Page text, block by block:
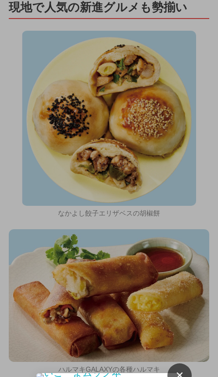
現地で人気の新進グルメも勢揃い
なかよし餃子エリザベスの胡椒餅
ハルマキGALAXYの各種ハルマキ